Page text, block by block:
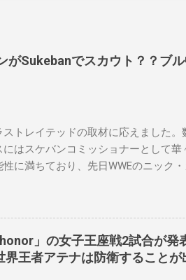
がSukebanでスカウト？？ブ
トレイテッドの取材に応えました
はスケバンコミッショナーとして
に満ちており、先日WWEのニック
ング上で見ることができることです
ラーが一緒になって最高のショー
ています。 「今活躍している選手
番気になるレスラーはスケバンのレ
ケバンの最新のショーは5月末に行わ
」の女子王座戦2試合が発
王者アテナは防衛することが